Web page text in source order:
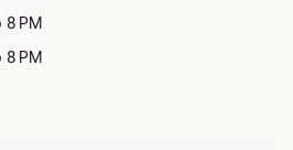
8 PM
8 PM